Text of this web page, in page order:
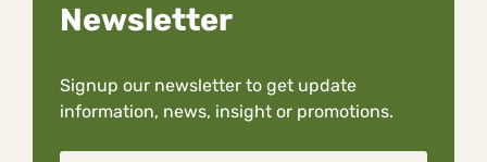
Newsletter
Signup our newsletter to get update
information, news, insight or promotions.